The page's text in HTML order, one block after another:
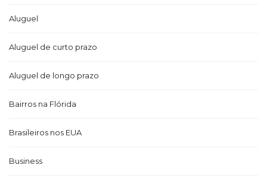
Aluguel
Aluguel de curto prazo
Aluguel de longo prazo
Bairros na Flórida
Brasileiros nos EUA
Business